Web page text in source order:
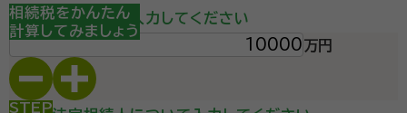
にこだわり続けているため、相続税申告業務の品質の高
さには自信があります。相続が発生すると"何から手を
つけていいかわからない"状況かと思います。お一人で
悩まず、まずは気軽にご連絡ください。 〈そうぞく税理
士法人の特徴〉 ▼相続業務のみに専念 そうぞく税理士
所属団体： 東北税理士会
相続税をかんたん
計算してみましょう
STEP
1
遺産総額を入力してください
万円
STEP